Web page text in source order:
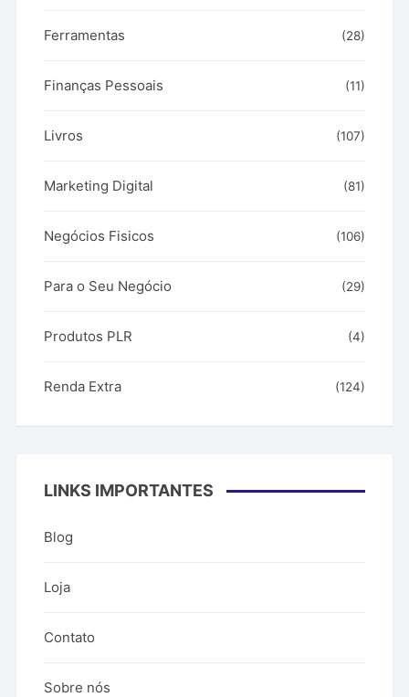
Ferramentas (28)
Finanças Pessoais (11)
Livros (107)
Marketing Digital (81)
Negócios Fisicos (106)
Para o Seu Negócio (29)
Produtos PLR (4)
Renda Extra (124)
LINKS IMPORTANTES
Blog
Loja
Contato
Sobre nós